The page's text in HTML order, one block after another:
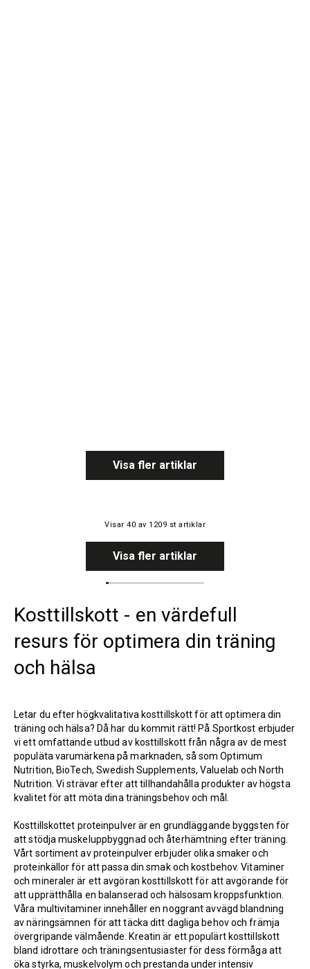
Kosttillskott - en värdefull
resurs för optimera din träning
och hälsa
Letar du efter högkvalitativa kosttillskott för att optimera din
träning och hälsa? Då har du kommit rätt! På Sportkost erbjuder
vi ett omfattande utbud av kosttillskott från några av de mest
populäta varumärkena på marknaden, så som Optimum
Nutrition, BioTech, Swedish Supplements, Valuelab och North
Nutrition. Vi strävar efter att tillhandahålla produkter av högsta
kvalitet för att möta dina träningsbehov och mål.
Kosttillskottet proteinpulver är en grundläggande byggsten för
att stödja muskeluppbyggnad och återhämtning efter träning.
Vårt sortiment av proteinpulver erbjuder olika smaker och
proteinkällor för att passa din smak och kostbehov. Vitaminer
och mineraler är ett avgöran kosttillskott för att avgörande för
att upprätthålla en balanserad och hälsosam kroppsfunktion.
Våra multivitaminer innehåller en noggrant avvägd blandning
av näringsämnen för att täcka ditt dagliga behov och främja
övergripande välmående. Kreatin är ett populärt kosttillskott
bland idrottare och träningsentusiaster för dess förmåga att
öka styrka, muskelvolym och prestanda under intensiv
Visa fler artiklar
Visar 40 av 1209 st artiklar
Visa fler artiklar